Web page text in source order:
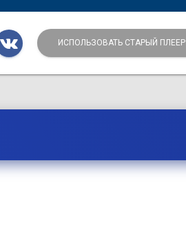
ИСПОЛЬЗОВАТЬ СТАРЫЙ ПЛЕЕР